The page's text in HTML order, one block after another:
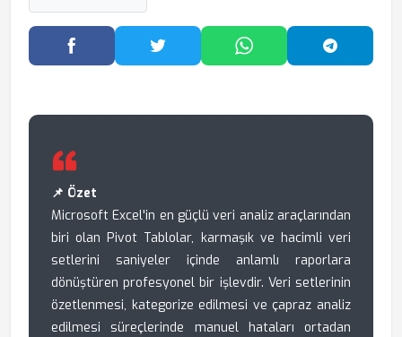
Facebook'ta PaylaşTwitter'da PaylaşWhatsApp'ta Paylaş
📌 Özet
Microsoft Excel'in en güçlü veri analiz araçlarından
biri olan Pivot Tablolar, karmaşık ve hacimli veri
setlerini saniyeler içinde anlamlı raporlara
dönüştüren profesyonel bir işlevdir. Veri setlerinin
özetlenmesi, kategorize edilmesi ve çapraz analiz
edilmesi süreçlerinde manuel hataları ortadan